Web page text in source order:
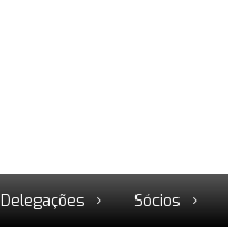
Delegações Sócios